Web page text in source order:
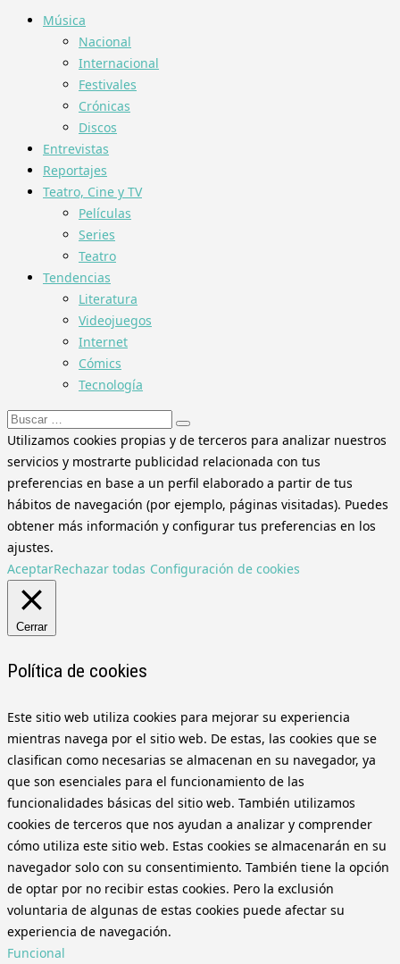
Música
Nacional
Internacional
Festivales
Crónicas
Discos
Entrevistas
Reportajes
Teatro, Cine y TV
Películas
Series
Teatro
Tendencias
Literatura
Videojuegos
Internet
Cómics
Tecnología
Buscar:
Utilizamos cookies propias y de terceros para analizar nuestros
servicios y mostrarte publicidad relacionada con tus
preferencias en base a un perfil elaborado a partir de tus
hábitos de navegación (por ejemplo, páginas visitadas). Puedes
obtener más información y configurar tus preferencias en los
ajustes.
AceptarRechazar todas Configuración de cookies
Cerrar
Política de cookies
Este sitio web utiliza cookies para mejorar su experiencia
mientras navega por el sitio web. De estas, las cookies que se
clasifican como necesarias se almacenan en su navegador, ya
que son esenciales para el funcionamiento de las
funcionalidades básicas del sitio web. También utilizamos
cookies de terceros que nos ayudan a analizar y comprender
cómo utiliza este sitio web. Estas cookies se almacenarán en su
navegador solo con su consentimiento. También tiene la opción
de optar por no recibir estas cookies. Pero la exclusión
voluntaria de algunas de estas cookies puede afectar su
experiencia de navegación.
Funcional